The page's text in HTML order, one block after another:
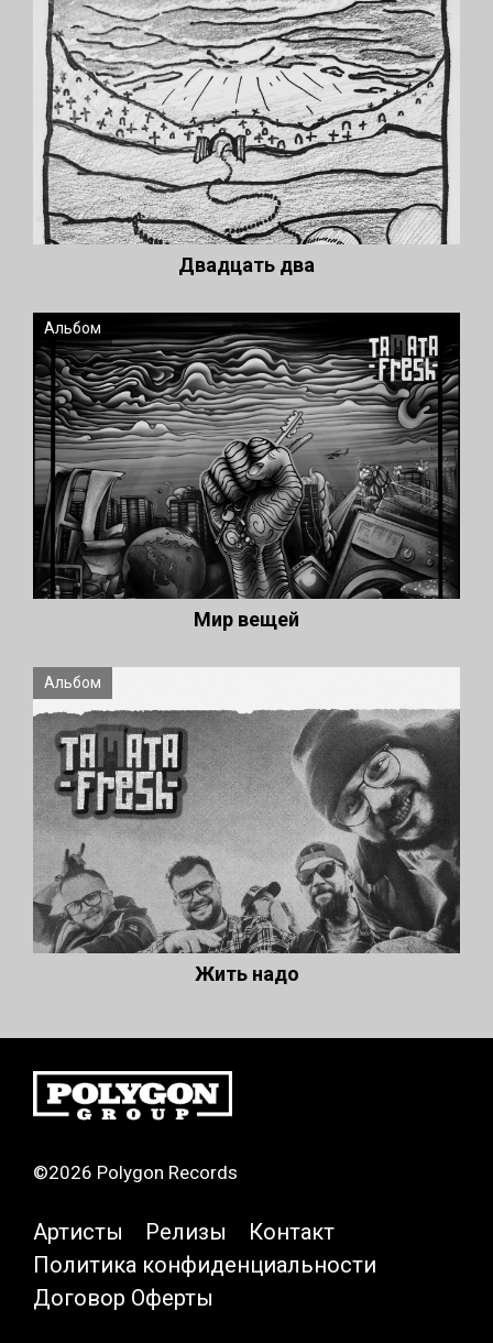
Двадцать два
Альбом
Мир вещей
Альбом
Жить надо
©2026 Polygon Records
Артисты Релизы
Контакт
Политика конфиденциальности
Договор Оферты